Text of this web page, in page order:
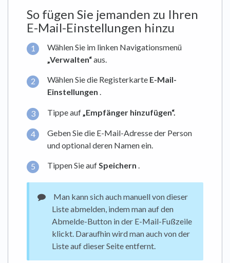
So fügen Sie jemanden zu Ihren
E-Mail-Einstellungen hinzu
Wählen Sie im linken Navigationsmenü
„Verwalten“aus.
Wählen Sie die Registerkarte E-Mail-
Einstellungen .
Tippe auf„Empfänger hinzufügen“.
Geben Sie die E-Mail-Adresse der Person
und optional deren Namen ein.
Tippen Sie aufSpeichern .
Man kann sich auch manuell von dieser
Liste abmelden, indem man auf den
Abmelde-Button in der E-Mail-Fußzeile
klickt. Daraufhin wird man auch von der
Liste auf dieser Seite entfernt.